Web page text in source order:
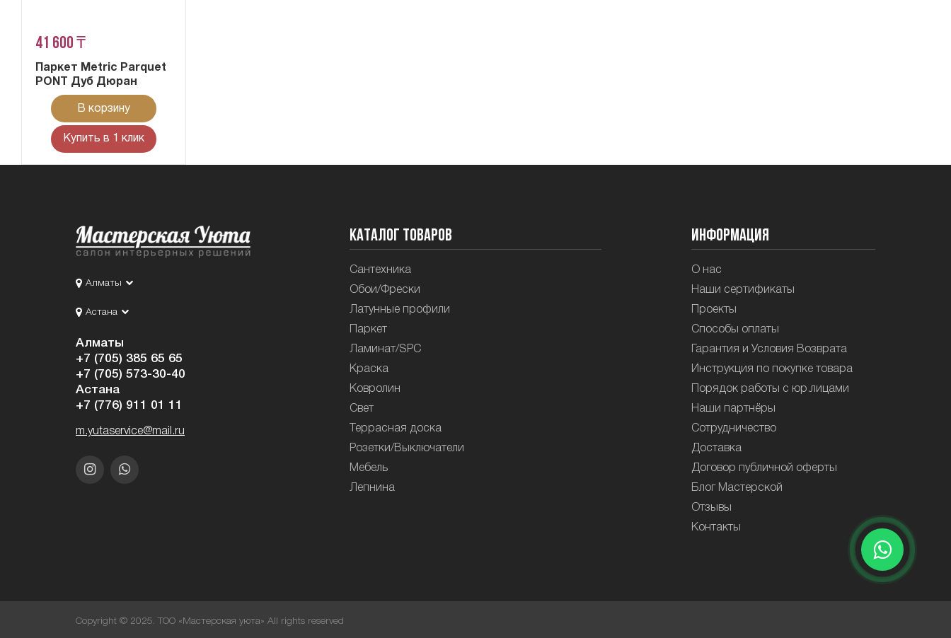
41 600 ₸
Паркет Metric Parquet
PONT Дуб Дюран
В корзину
Купить в 1 клик
Алматы
Астана
Алматы
+7 (705) 385 65 65
+7 (705) 573-30-40
Астана
+7 (776) 911 01 11
m.yutaservice@mail.ru
Каталог товаров
Сантехника
Обои/Фрески
Латунные профили
Паркет
Ламинат/SPC
Краска
Ковролин
Свет
Террасная доска
Розетки/Выключатели
Мебель
Лепнина
Информация
О нас
Наши сертификаты
Проекты
Способы оплаты
Гарантия и Условия Возврата
Инструкция по покупке товара
Порядок работы с юр.лицами
Наши партнёры
Сотрудничество
Доставка
Договор публичной оферты
Блог Мастерской
Отзывы
Контакты
Copyright © 2025. ТОО «Мастерская уюта» All rights reserved